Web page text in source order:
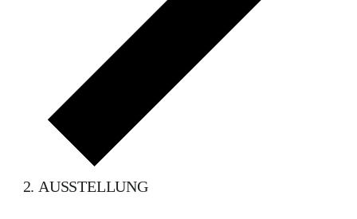
AUSSTELLUNG